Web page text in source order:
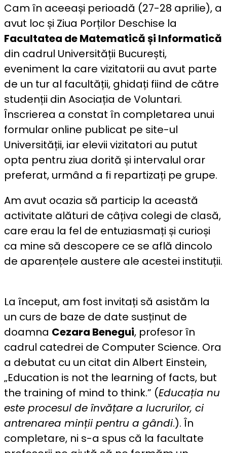
Cam în aceeași perioadă (27-28 aprilie), a
avut loc și Ziua Porților Deschise la
Facultatea de Matematică și Informatică
din cadrul Universității București,
eveniment la care vizitatorii au avut parte
de un tur al facultății, ghidați fiind de către
studenții din Asociația de Voluntari.
Înscrierea a constat în completarea unui
formular online publicat pe site-ul
Universității, iar elevii vizitatori au putut
opta pentru ziua dorită și intervalul orar
preferat, urmând a fi repartizați pe grupe.
Am avut ocazia să particip la această
activitate alături de câțiva colegi de clasă,
care erau la fel de entuziasmați și curioși
ca mine să descopere ce se află dincolo
de aparențele austere ale acestei instituții.
La început, am fost invitați să asistăm la
un curs de baze de date susținut de
doamna Cezara Benegui, profesor în
cadrul catedrei de Computer Science. Ora
a debutat cu un citat din Albert Einstein,
„Education is not the learning of facts, but
the training of mind to think.” (Educația nu
este procesul de învățare a lucrurilor, ci
antrenarea minții pentru a gândi.). În
completare, ni s-a spus că la facultate